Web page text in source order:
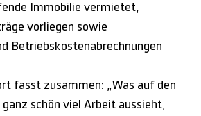
Immobilie vermietet,
vorliegen sowie
Betriebskostenabrechnungen
fasst zusammen: „Was auf den
schön viel Arbeit aussieht,